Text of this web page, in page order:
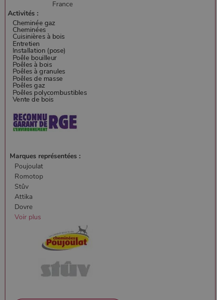
France
Activités :
Marques représentées :
Poujoulat
Romotop
Stûv
Attika
Dovre
Voir plus